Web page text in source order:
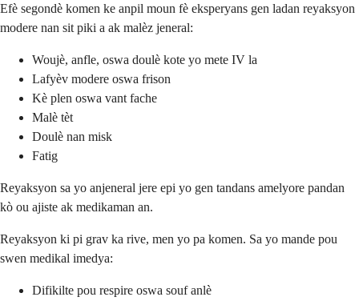
Efè segondè komen ke anpil moun fè eksperyans gen ladan reyaksyon
modere nan sit piki a ak malèz jeneral:
Woujè, anfle, oswa doulè kote yo mete IV la
Lafyèv modere oswa frison
Kè plen oswa vant fache
Malè tèt
Doulè nan misk
Fatig
Reyaksyon sa yo anjeneral jere epi yo gen tandans amelyore pandan
kò ou ajiste ak medikaman an.
Reyaksyon ki pi grav ka rive, men yo pa komen. Sa yo mande pou
swen medikal imedya:
Difikilte pou respire oswa souf anlè